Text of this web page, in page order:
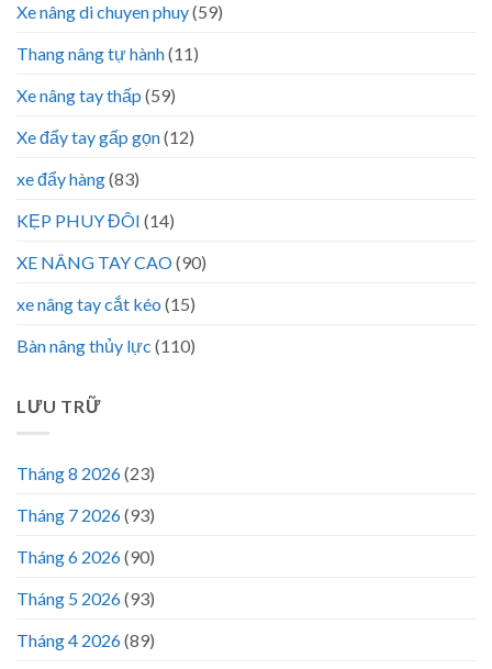
Xe nâng di chuyen phuy(59)
Thang nâng tự hành(11)
Xe nâng tay thấp (59)
Xe đẩy tay gấp gọn(12)
xe đẩy hàng(83)
KẸP PHUY ĐÔI (14)
XE NÂNG TAY CAO(90)
xe nâng tay cắt kéo (15)
Bàn nâng thủy lực (110)
LƯU TRỮ
Tháng 8 2026(23)
Tháng 7 2026(93)
Tháng 6 2026(90)
Tháng 5 2026(93)
Tháng 4 2026(89)